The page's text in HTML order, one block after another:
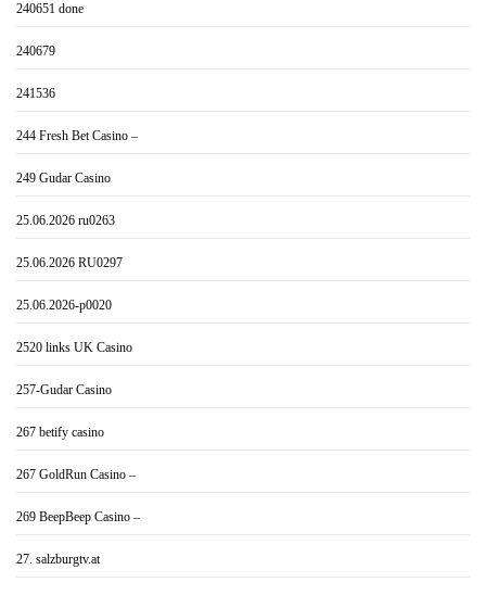
240651 done
240679
241536
244 Fresh Bet Casino –
249 Gudar Casino
25.06.2026 ru0263
25.06.2026 RU0297
25.06.2026-p0020
2520 links UK Casino
257-Gudar Casino
267 betify casino
267 GoldRun Casino –
269 BeepBeep Casino –
27. salzburgtv.at